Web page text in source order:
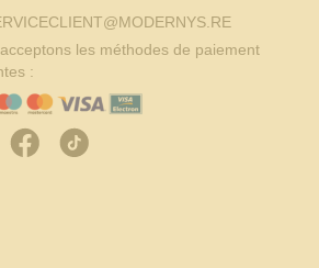
les méthodes de paiement
: